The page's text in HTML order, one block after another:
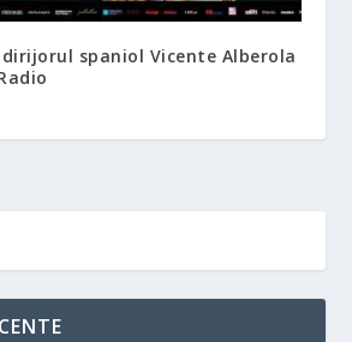
spaniol Vicente Alberola